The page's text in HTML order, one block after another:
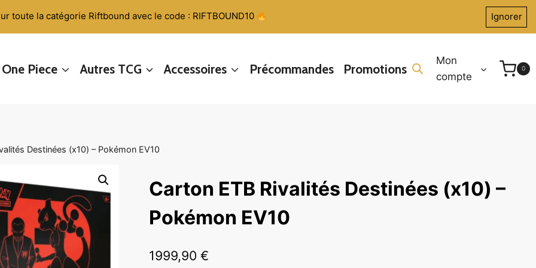
toute la catégorie Riftbound avec le code : RIFTBOUND10 Ignorer
One Piece Autres TCG Accessoires Précommandes Promotions
Mon
compte
0
Destinées (x10) – Pokémon EV10
Carton ETB Rivalités Destinées (x10) –
Pokémon EV10
1999,90 €